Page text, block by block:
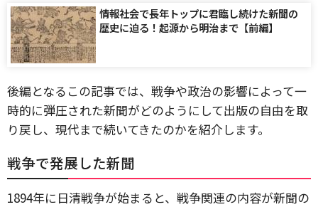
情報社会で長年トップに君臨し続けた新聞の
歴史に迫る！起源から明治まで【前編】
後編となるこの記事では、戦争や政治の影響によって一
時的に弾圧された新聞がどのようにして出版の自由を取
り戻し、現代まで続いてきたのかを紹介します。
戦争で発展した新聞
1894年に日清戦争が始まると、戦争関連の内容が新聞の